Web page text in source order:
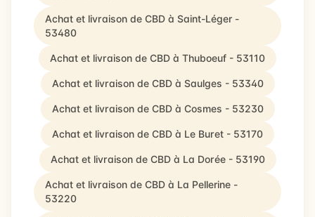
Achat et livraison de CBD à Saint-Léger -
53480
Achat et livraison de CBD à Thuboeuf - 53110
Achat et livraison de CBD à Saulges - 53340
Achat et livraison de CBD à Cosmes - 53230
Achat et livraison de CBD à Le Buret - 53170
Achat et livraison de CBD à La Dorée - 53190
Achat et livraison de CBD à La Pellerine -
53220